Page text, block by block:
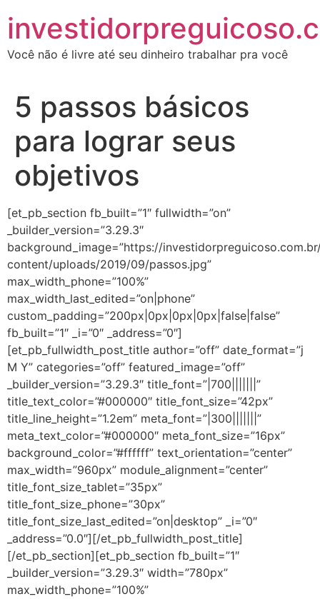
Você não é livre até seu dinheiro trabalhar pra você
5 passos básicos
para lograr seus
objetivos
[et_pb_section fb_built=”1″ fullwidth=”on”
_builder_version=”3.29.3″
background_image=”https://
content/uploads/2019/09/passos.jpg”
max_width_phone=”100%”
max_width_last_edited=”on|phone”
custom_padding=”200px|0px|0px|0px|false|false”
fb_built=”1″ _i=”0″ _address=”0″]
[et_pb_fullwidth_post_title author=”off” date_format=”j
M Y” categories=”off” featured_image=”off”
_builder_version=”3.29.3″ title_font=”|700|||||||”
title_text_color=”#000000″ title_font_size=”42px”
title_line_height=”1.2em” meta_font=”|300|||||||”
meta_text_color=”#000000″ meta_font_size=”16px”
background_color=”#ffffff” text_orientation=”center”
max_width=”960px” module_alignment=”center”
title_font_size_tablet=”35px”
title_font_size_phone=”30px”
title_font_size_last_edited=”on|desktop” _i=”0″
_address=”0.0″][/et_pb_fullwidth_post_title]
[/et_pb_section][et_pb_section fb_built=”1″
_builder_version=”3.29.3″ width=”780px”
max_width_phone=”100%”